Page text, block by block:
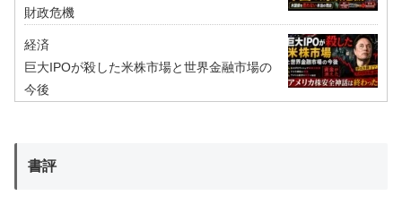
財政危機
経済
巨大IPOが殺した米株市場と世界金融市場の
今後
書評